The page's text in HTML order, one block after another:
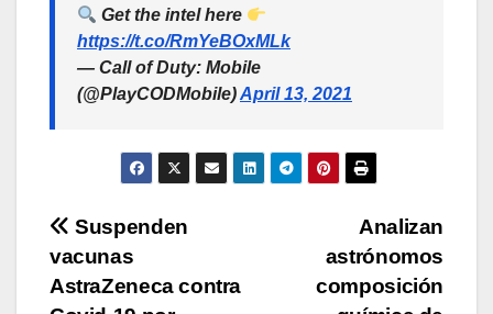
Get the intel here
https://t.co/RmYeBOxMLk
— Call of Duty: Mobile
(@PlayCODMobile)April 13, 2021
Navegación
de
Analizan
astrónomos
composición
Suspenden
vacunas
AstraZeneca contra